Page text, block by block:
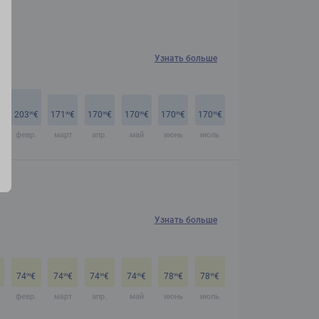
Узнать больше
20399€
февр.
17199€
март
17099€
апр.
17099€
май
17099€
июнь
17099€
июль
Узнать больше
7499€
февр.
7499€
март
7499€
апр.
7499€
май
7899€
июнь
7899€
июль